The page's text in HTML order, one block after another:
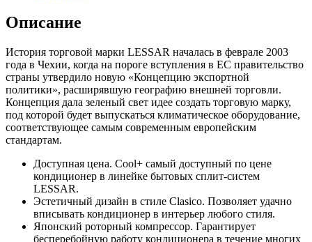
Описание
История торговой марки LESSAR началась в феврале 2003
года в Чехии, когда на пороге вступления в ЕС правительство
страны утвердило новую «Концепцию экспортной
политики», расширявшую географию внешней торговли.
Концепция дала зеленый свет идее создать торговую марку,
под которой будет выпускаться климатическое оборудование,
соответствующее самым современным европейским
стандартам.
Доступная цена. Cool+ самый доступный по цене
кондиционер в линейке бытовых сплит-систем
LESSAR.
Эстетичный дизайн в стиле Clasico. Позволяет удачно
вписывать кондиционер в интерьер любого стиля.
Японский роторный компрессор. Гарантирует
бесперебойную работу кондиционера в течение многих